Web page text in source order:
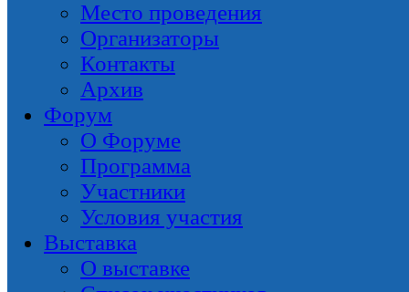
Место проведения
Организаторы
Контакты
Архив
Форум
О Форуме
Программа
Участники
Условия участия
Выставка
О выставке